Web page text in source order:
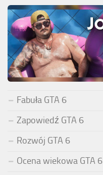
Fabuła GTA 6
Zapowiedź GTA 6
Rozwój GTA 6
Ocena wiekowa GTA 6